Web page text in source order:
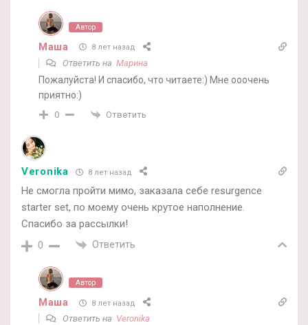
Автор
Маша 8 лет назад
Ответить на Марина
Пожалуйста! И спасибо, что читаете:) Мне ооочень
приятно:)
0 Ответить
Veronika 8 лет назад
Не смогла пройти мимо, заказала себе resurgence
starter set, по моему очень крутое наполнение.
Спасибо за рассылки!
0 Ответить
Автор
Маша 8 лет назад
Ответить на Veronika